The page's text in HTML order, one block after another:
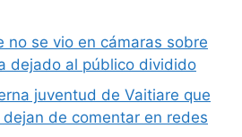
no se vio en cámaras sobre
dejado al público dividido
juventud de Vaitiare que
de comentar en redes